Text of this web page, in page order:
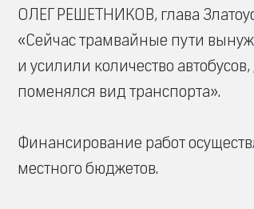
ОЛЕГ РЕШЕТНИКОВ, глава
«Сейчас трамвайные пути
и усилили количество
поменялся вид транспорта».
Финансирование работ
местного бюджетов.